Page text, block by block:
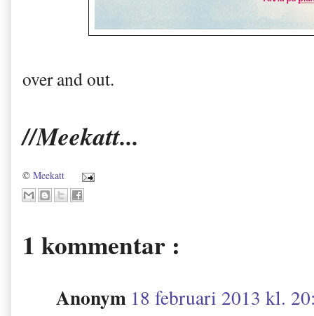
over and out.
//Meekatt...
© Meekatt
1 kommentar :
Anonym 18 februari 2013 kl.